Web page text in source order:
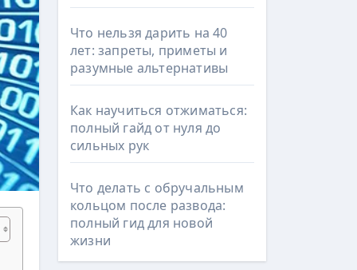
Что нельзя дарить на 40
лет: запреты, приметы и
разумные альтернативы
Как научиться отжиматься:
полный гайд от нуля до
сильных рук
Что делать с обручальным
кольцом после развода:
полный гид для новой
жизни